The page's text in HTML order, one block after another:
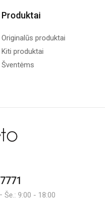
Produktai
Originalūs produktai
Kiti produktai
Šventėms
Še.: 9:00 - 18:00